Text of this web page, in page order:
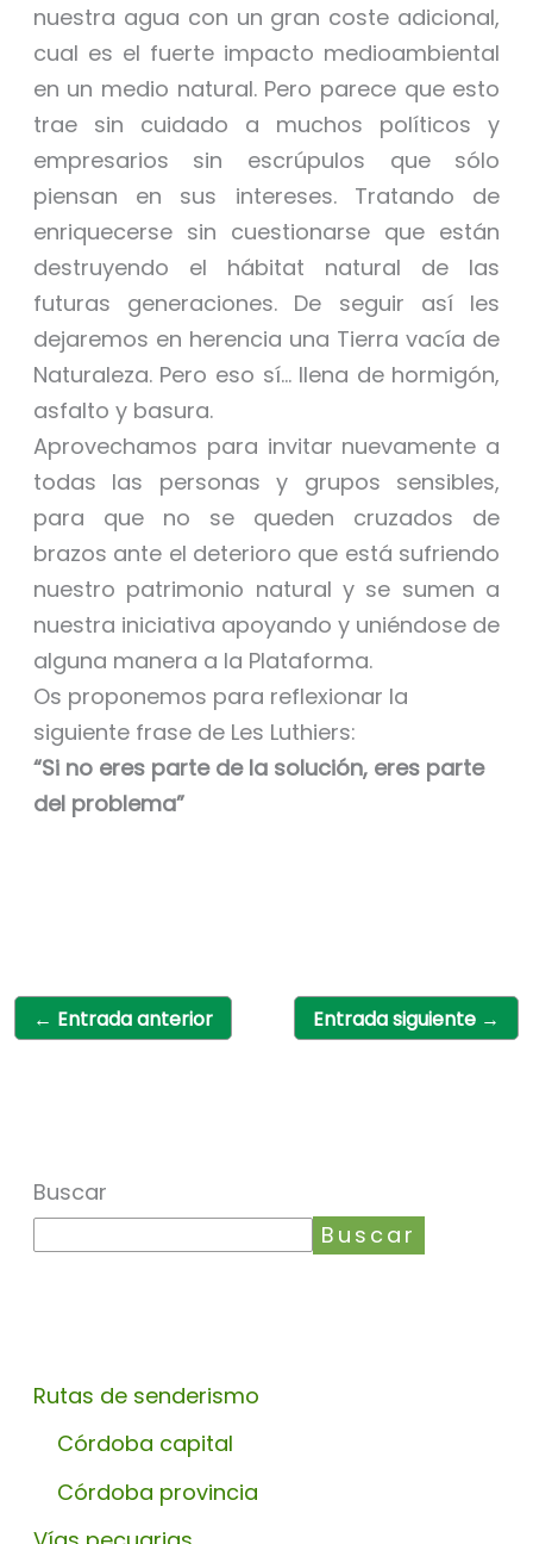
nuestra agua con un gran coste adicional,
cual es el fuerte impacto medioambiental
en un medio natural. Pero parece que esto
trae sin cuidado a muchos políticos y
empresarios sin escrúpulos que sólo
piensan en sus intereses. Tratando de
enriquecerse sin cuestionarse que están
destruyendo el hábitat natural de las
futuras generaciones. De seguir así les
dejaremos en herencia una Tierra vacía de
Naturaleza. Pero eso sí… llena de hormigón,
asfalto y basura.
Aprovechamos para invitar nuevamente a
todas las personas y grupos sensibles,
para que no se queden cruzados de
brazos ante el deterioro que está sufriendo
nuestro patrimonio natural y se sumen a
nuestra iniciativa apoyando y uniéndose de
alguna manera a la Plataforma.
Os proponemos para reflexionar la
siguiente frase de Les Luthiers:
“Si no eres parte de la solución, eres parte
del problema”
← Entrada anterior Entrada siguiente →
Buscar
Buscar
Rutas de senderismo
Córdoba capital
Córdoba provincia